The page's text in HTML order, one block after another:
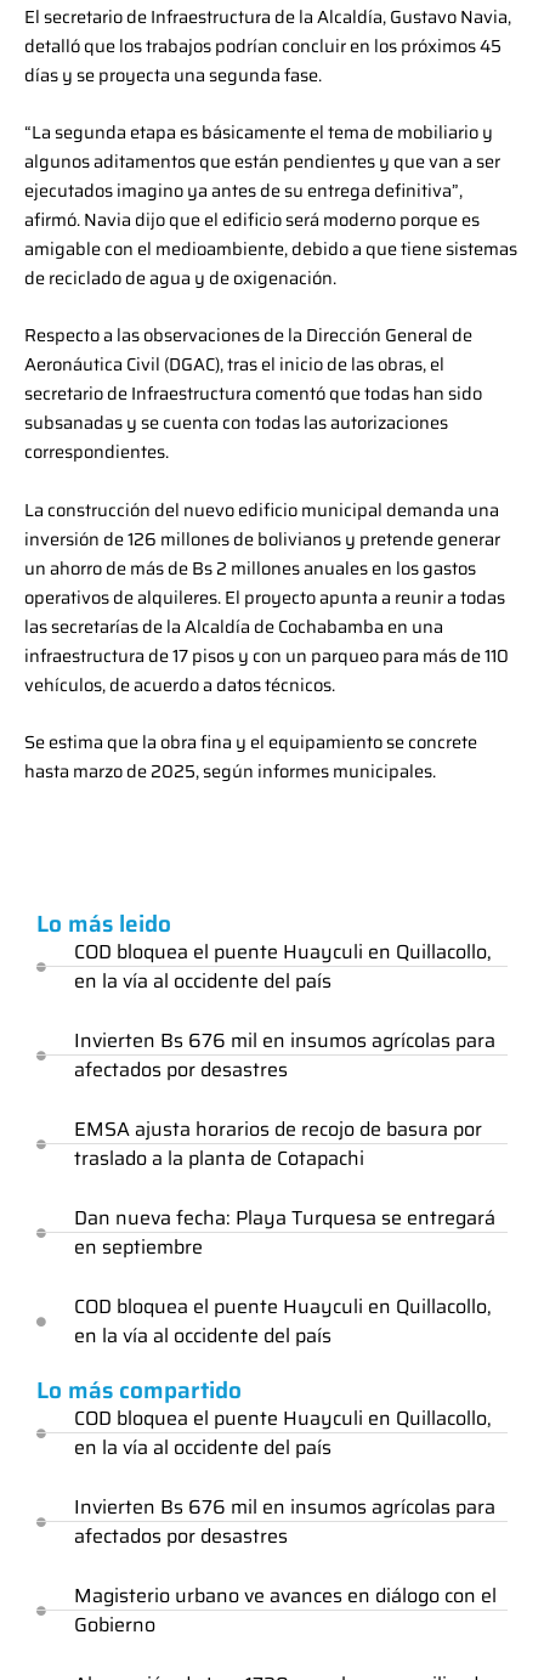
El secretario de Infraestructura de la Alcaldía, Gustavo Navia,
detalló que los trabajos podrían concluir en los próximos 45
días y se proyecta una segunda fase.
“La segunda etapa es básicamente el tema de mobiliario y
algunos aditamentos que están pendientes y que van a ser
ejecutados imagino ya antes de su entrega definitiva”,
afirmó. Navia dijo que el edificio será moderno porque es
amigable con el medioambiente, debido a que tiene sistemas
de reciclado de agua y de oxigenación.
Respecto a las observaciones de la Dirección General de
Aeronáutica Civil (DGAC), tras el inicio de las obras, el
secretario de Infraestructura comentó que todas han sido
subsanadas y se cuenta con todas las autorizaciones
correspondientes.
La construcción del nuevo edificio municipal demanda una
inversión de 126 millones de bolivianos y pretende generar
un ahorro de más de Bs 2 millones anuales en los gastos
operativos de alquileres. El proyecto apunta a reunir a todas
las secretarías de la Alcaldía de Cochabamba en una
infraestructura de 17 pisos y con un parqueo para más de 110
vehículos, de acuerdo a datos técnicos.
Se estima que la obra fina y el equipamiento se concrete
hasta marzo de 2025, según informes municipales.
Lo más leido
COD bloquea el puente Huayculi en Quillacollo,
en la vía al occidente del país
Invierten Bs 676 mil en insumos agrícolas para
afectados por desastres
EMSA ajusta horarios de recojo de basura por
traslado a la planta de Cotapachi
Dan nueva fecha: Playa Turquesa se entregará
en septiembre
COD bloquea el puente Huayculi en Quillacollo,
en la vía al occidente del país
Lo más compartido
COD bloquea el puente Huayculi en Quillacollo,
en la vía al occidente del país
Invierten Bs 676 mil en insumos agrícolas para
afectados por desastres
Magisterio urbano ve avances en diálogo con el
Gobierno